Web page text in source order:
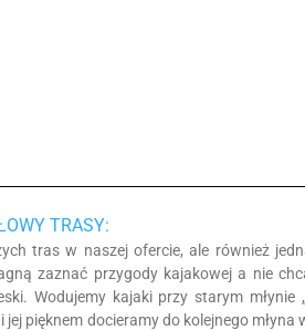
TRASY:
tras w naszej ofercie, ale również
zaznać przygody kajakowej a nie
Wodujemy kajaki przy starym
jej pięknem docieramy do kolejnego